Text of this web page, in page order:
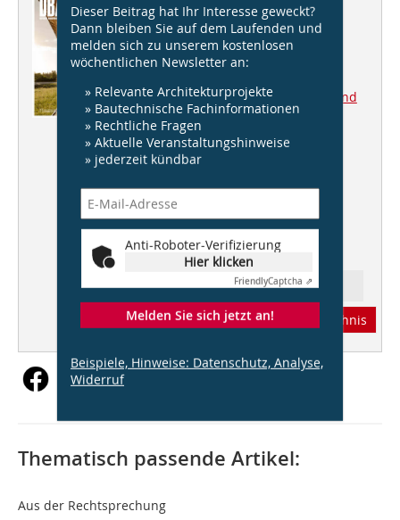
DBZ 7/8/2019
Regionales Bauen
DBZ Heftpaten Matthias Reese und
Stefan Woehrlin
Regional Bauen!
Büromanagement
Planungsbüro
Wattenmeerzentrum, Ribe/DK
Dorte Mandrup A/S
Ressort: Recht
Abonnement Inhaltsverzeichnis
Dieser Beitrag hat Ihr Interesse geweckt?
Dann bleiben Sie auf dem Laufenden und
melden sich zu unserem kostenlosen
wöchentlichen Newsletter an:
» Relevante Architekturprojekte
» Bautechnische Fachinformationen
» Rechtliche Fragen
» Aktuelle Veranstaltungshinweise
» jederzeit kündbar
Anti-Roboter-Verifizierung
Hier klicken
FriendlyCaptcha ⇗
Melden Sie sich jetzt an!
Beispiele, Hinweise: Datenschutz, Analyse,
Widerruf
Thematisch passende Artikel:
Aus der Rechtsprechung